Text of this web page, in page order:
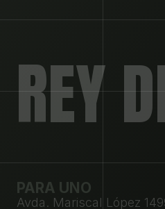
REY
PARA UNO
Avda. Mariscal López